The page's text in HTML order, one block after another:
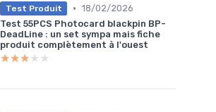
Test Produit • 18/02/2026
Test 55PCS Photocard blackpin BP-
DeadLine : un set sympa mais fiche
produit complètement à l'ouest
★★★★★
★★★★★